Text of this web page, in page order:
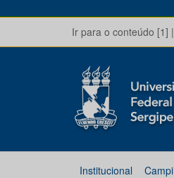
Ir para o conteúdo [1] |
Institucional Campi